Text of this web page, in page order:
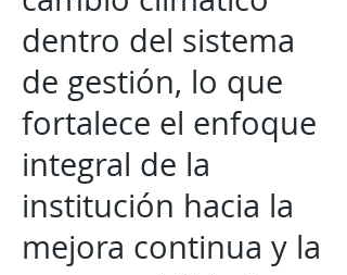
dentro del sistema
de gestión, lo que
fortalece el enfoque
integral de la
institución hacia la
mejora continua y la